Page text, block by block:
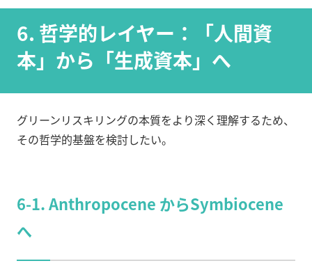
6. 哲学的レイヤー：「人間資
本」から「生成資本」へ
グリーンリスキリングの本質をより深く理解するため、
その哲学的基盤を検討したい。
6-1. Anthropocene からSymbiocene
へ